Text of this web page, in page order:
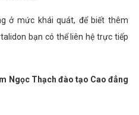
ở mức khái quát, để biết thêm
bạn có thể liên hệ trực tiếp
Ngọc Thạch đào tạo Cao đẳng